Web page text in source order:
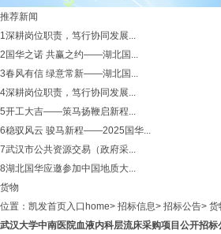
推荐新闻
1深耕岗位职责，笃行协同发展...
2 国华之诺 共赢之约——湖北国...
3春风有信 绿意常新——湖北国...
4深耕岗位职责，笃行协同发展...
5开工大吉——策马扬鞭启新程...
6稳驭风云 骏马新程——2025国华...
7武汉市公共资源交易（政府采...
8湖北国华应邀参加中国地质大...
货物
位置： 凯发首页入口home> 招标信息> 招标公告> 货
武汉大学中南医院血液内科层流床采购项目公开招